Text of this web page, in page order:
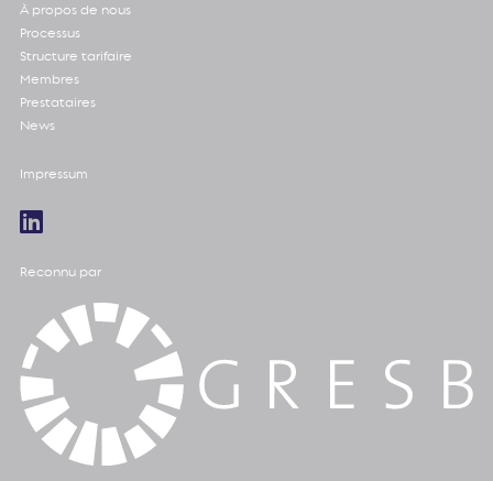
À propos de nous
Processus
Structure tarifaire
Membres
Prestataires
News
Impressum
Reconnu par